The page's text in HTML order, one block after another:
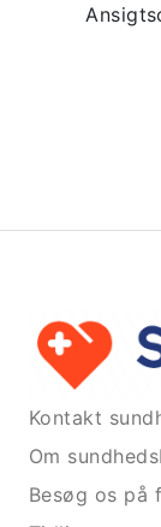
Kontakt
Om
Besøg os på